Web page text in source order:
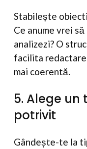
Stabilește
Ce anume vrei
analizezi? O
facilita
mai coerentă.
5. Alege un
potrivit
Gândește-te la